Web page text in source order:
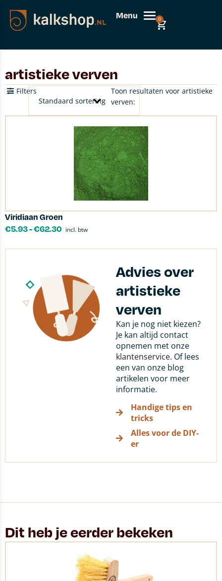
Menu 0
artistieke verven
Toon resultaten voor artistieke
verven:
Filters
Viridiaan Groen
€5.93-€62.30 incl. btw
Advies over
artistieke
verven
Kan je nog niet kiezen?
Je kan altijd contact
opnemen met onze
klantenservice. Of lees
een van onze blog
artikelen voor meer
informatie.
Handige tips en
tricks
Alles voor de DIY-
er
Dit heb je eerder bekeken